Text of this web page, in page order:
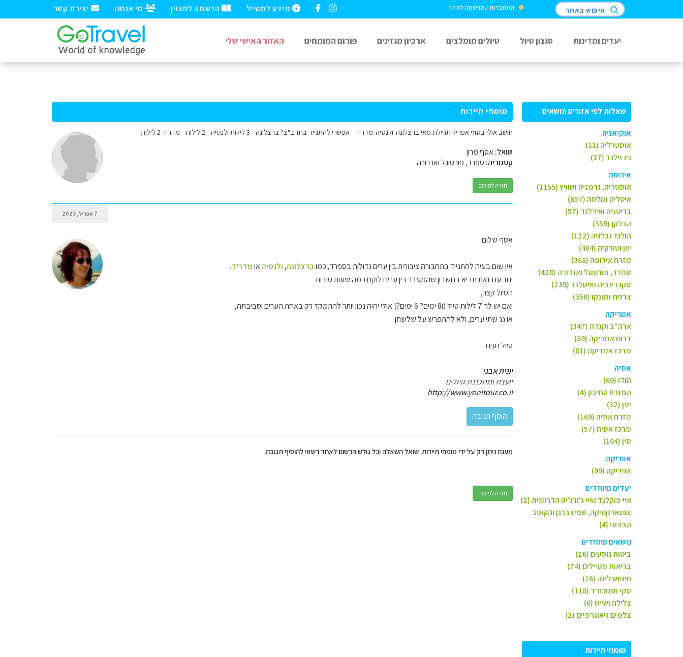
יצירת קשר מי אנחנו הרשמה למגזין מידע למטייל התחברות / הרשמה לאתר חיפוש באתר
יעדים ומדינות סגנון טיול טיולים מומלצים ארכיון מגזינים פורום המומחים האזור האישי שלי
שאלות לפי אזורים ונושאים
אוקיאניה
אוסטרליה (11)
ניו זילנד (17)
אירופה
אוסטריה, גרמניה ושוויץ (1155)
איטליה ומלטה (857)
בריטניה ואירלנד (57)
הבלקן (339)
הולנד ובלגיה (122)
יוון וטורקיה (404)
מזרח אירופה (368)
ספרד, פורטוגל ואנדורה (428)
סקנדינביה ואיסלנד (239)
צרפת ומונקו (350)
אמריקה
ארה"ב וקנדה (347)
דרום אמריקה (89)
מרכז אמריקה (81)
אסיה
הודו (69)
המזרח התיכון (4)
יפן (32)
מזרח אסיה (169)
מרכז אסיה (57)
סין (104)
אפריקה
אפריקה (99)
יעדים מיוחדים
איי פוקלנד ואיי ג'ורג'יה הדרומית (2)
אנטארקטיקה, שפיצברגן והקוטב
הצפוני (4)
נושאים מיוחדים
ביטוח נוסעים (26)
בריאות מטיילים (74)
חיפוש לינה (16)
סקי וסנובורד (118)
צלילה ושייט (6)
צלמים גיאוגרפיים (2)
מומחי תיירות
מומחי תיירות
חושב אולי בסוף אפריל תחילת מאי ברצלונה-ולנסיה-מדריד - אפשרי להתנייד בתחב"צ? ברצלונה - 3 לילות ולנסיה - 2 לילות - מדריד 2 לילות
שואל:אסף מרון
קטגוריה: ספרד, פורטוגל ואנדורה
חזרה לפורום
7 אפריל, 2023
אסף שלום
אין שום בעיה להתנייד בתחבורה ציבורית בין ערים גדולות בספרד, כמוברצלונה,ולנסיהאומדריד.
יחד עם זאת תביא בחשבון שהמעבר בין ערים לוקח כמה שעות טובות
הטיול קצר,
ואם יש לך 7 לילות טיול (ו8 ימים? 6 ימים?) אולי יהיה נכון יותר להתמקד רק באחת הערים וסביבתה,
או גג שתי ערים, ולא להתפרש על שלשתן.
טיול נעים
יונית אבני
יועצת ומתכננת טיולים
http://www.yonitour.co.il
מענה ניתן רק על ידי מומחי תיירות. שואל השאלה וכל גולש הרשום לאתר רשאי להוסיף תגובה.
חזרה לפורום